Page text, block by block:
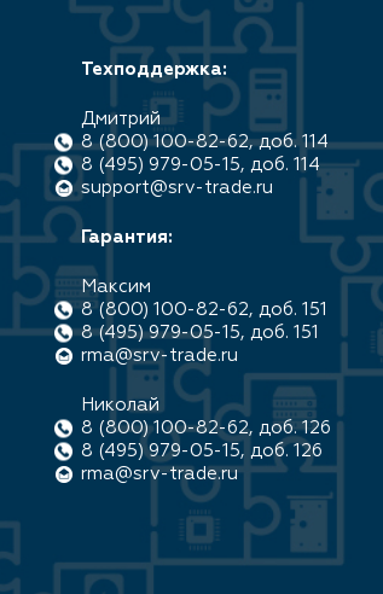
Техподдержка:
Дмитрий
8 (800) 100-82-62, доб. 114
8 (495) 979-05-15, доб. 114
support@srv-trade.ru
Гарантия:
Максим
8 (800) 100-82-62, доб. 151
8 (495) 979-05-15, доб. 151
rma@srv-trade.ru
Николай
8 (800) 100-82-62, доб. 126
8 (495) 979-05-15, доб. 126
rma@srv-trade.ru